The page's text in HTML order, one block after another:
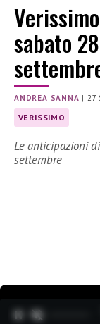
sabato
ANDREA SANNA |27
VERISSIMO
Le anticipazioni
settembre